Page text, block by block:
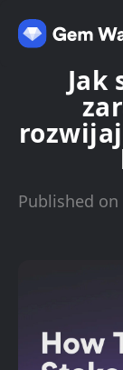
Jak
Published on